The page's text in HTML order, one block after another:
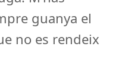
guanya el
no es rendeix